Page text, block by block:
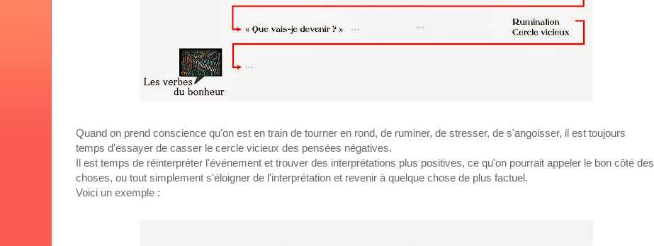
Quand on prend conscience qu'on est en train de tourner en rond, de ruminer, de stresser, de s'angoisser, il est toujours
temps d'essayer de casser le cercle vicieux des pensées négatives.
Il est temps de réinterpréter l'événement et trouver des interprétations plus positives, ce qu'on pourrait appeler le bon côté des
choses, ou tout simplement s'éloigner de l'interprétation et revenir à quelque chose de plus factuel.
Voici un exemple :